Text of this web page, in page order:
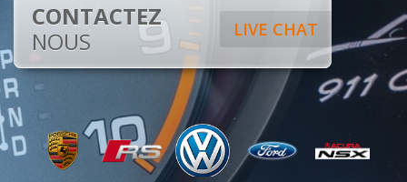
LIVE CHAT
CONTACTEZ
NOUS